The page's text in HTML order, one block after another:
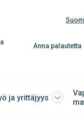
Anna palautetta
ja yrittäjyys Avaa